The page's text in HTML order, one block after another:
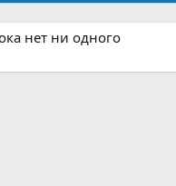
нет ни одного